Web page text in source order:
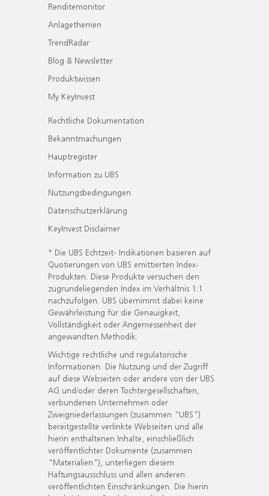
Renditemonitor
Anlagethemen
TrendRadar
Blog & Newsletter
Produktwissen
My KeyInvest
Rechtliche Dokumentation
Bekanntmachungen
Hauptregister
Information zu UBS
Nutzungsbedingungen
Datenschutzerklärung
KeyInvest Disclaimer
* Die UBS Echtzeit- Indikationen basieren auf
Quotierungen von UBS emittierten Index-
Produkten. Diese Produkte versuchen den
zugrundeliegenden Index im Verhältnis 1:1
nachzufolgen. UBS übernimmt dabei keine
Gewährleistung für die Genauigkeit,
Vollständigkeit oder Angemessenheit der
angewandten Methodik.
Wichtige rechtliche und regulatorische
Informationen. Die Nutzung und der Zugriff
auf diese Webseiten oder andere von der UBS
AG und/oder deren Tochtergesellschaften,
verbundenen Unternehmen oder
Zweigniederlassungen (zusammen "UBS")
bereitgestellte verlinkte Webseiten und alle
hierin enthaltenen Inhalte, einschließlich
veröffentlichter Dokumente (zusammen
"Materialien"), unterliegen diesem
Haftungsausschluss und allen anderen
veröffentlichten Einschränkungen. Die hierin